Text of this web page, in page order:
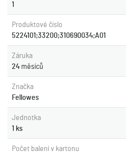
1
Produktové číslo
5224101;33200;310690034;A01
Záruka
24 měsíců
Značka
Fellowes
Jednotka
1 ks
Počet balení v kartonu